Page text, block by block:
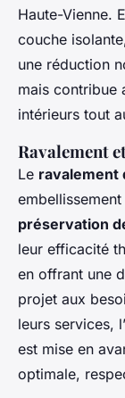
Haute-Vienne.
couche
une réduction
mais contribue
intérieurs tout
Ravalement
Le ravalement
préservation
leur efficacité
en offrant une
projet aux
leurs services,
est mise en
optimale,